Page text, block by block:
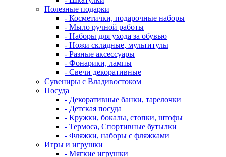
Полезные подарки
- Косметички, подарочные наборы
- Мыло ручной работы
- Наборы для ухода за обувью
- Ножи складные, мультитулы
- Разные аксессуары
- Фонарики, лампы
- Свечи декоративные
Сувениры с Владивостоком
Посуда
- Декоративные банки, тарелочки
- Детская посуда
- Кружки, бокалы, стопки, штофы
- Термоса, Спортивные бутылки
- Фляжки, наборы с фляжками
Игры и игрушки
- Мягкие игрушки